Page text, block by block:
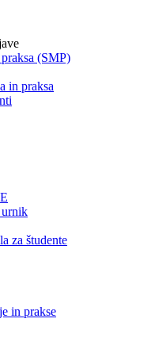
(SMP)
in praksa
urnik
za študente
in prakse